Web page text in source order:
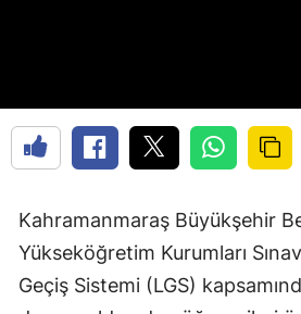
Kahramanmaraş Büyükşehir
Yükseköğretim Kurumları
Geçiş Sistemi (LGS)